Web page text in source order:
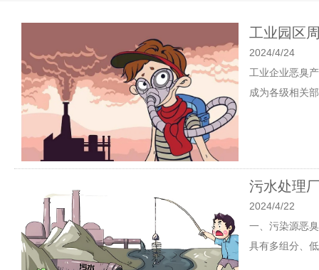
工业园区
2024/4/24
工业企业恶臭
成为各级相关
污水处理
2024/4/22
一、污染源恶
具有多组分、